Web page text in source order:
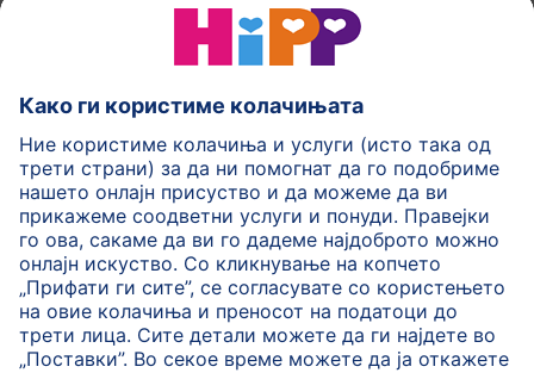
HiPP Млечни формули
HiPP Храна за бебиња
HiPP за деца
HiPP Нега за кожа
HiPP Бременост
Политика на приватност
Услови на користење
Импринт
Повеќе за HiPP Контакт